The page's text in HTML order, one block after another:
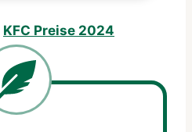
KFC Preise 2024